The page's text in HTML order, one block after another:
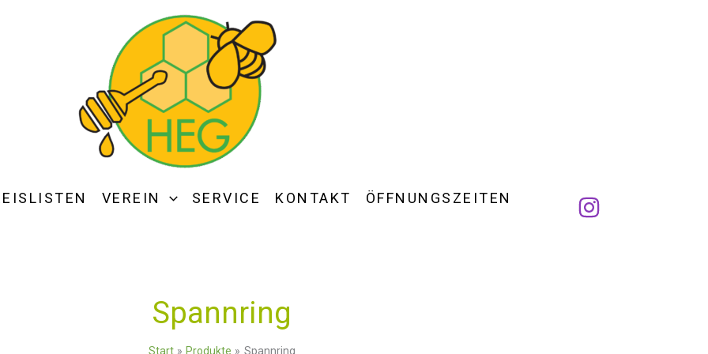
VEREIN SERVICE KONTAKT ÖFFNUNGSZEITEN
Spannring
Start Produkte Spannring